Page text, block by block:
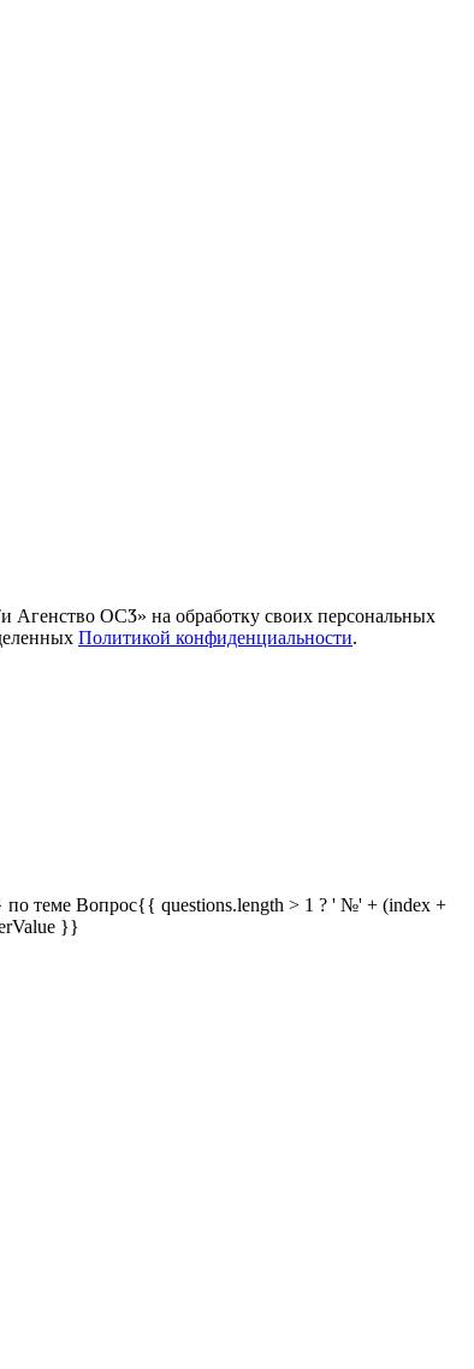
Агенство ОСӠ» на обработку своих персональных
Политикой конфиденциальности.
по теме Вопрос{{ questions.length > 1 ? ' №' + (index +
}}